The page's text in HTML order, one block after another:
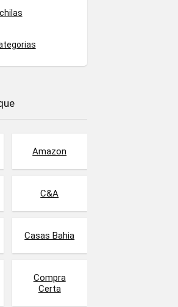
Amazon
C&A
Casas Bahia
Compra
Certa